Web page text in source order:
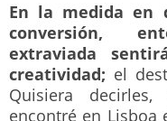
En la medida en
conversión,
extraviada
creatividad; el
Quisiera
encontré en Lisboa